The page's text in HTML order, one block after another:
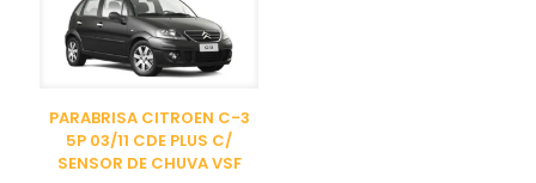
PARABRISA CITROEN C-3
5P 03/11 CDE PLUS C/
SENSOR DE CHUVA VSF